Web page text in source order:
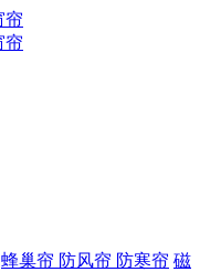
蜂巢帘 防风帘 防寒帘 磁